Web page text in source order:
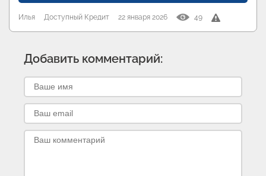
Илья Доступный Кредит 22 января 2026 49
Добавить комментарий: